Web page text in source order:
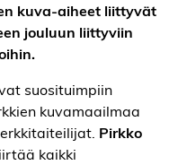
kuva-aiheet liittyvät
jouluun liittyviin
suosituimpiin
kuvamaailmaa
Pirkko
kaikki